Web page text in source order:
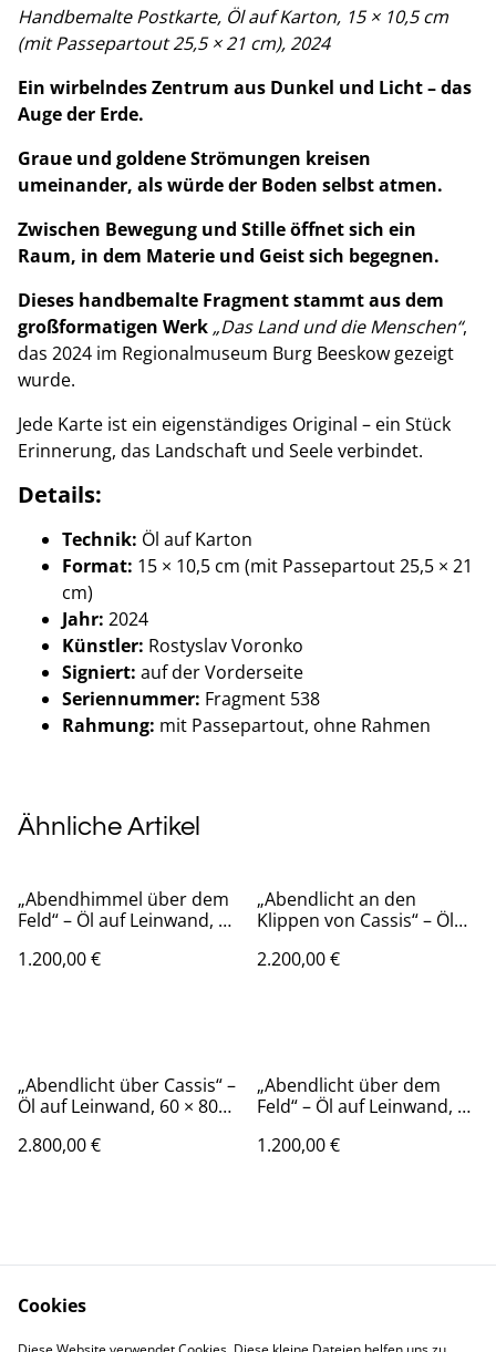
Handbemalte Postkarte, Öl auf Karton, 15 × 10,5 cm
(mit Passepartout 25,5 × 21 cm), 2024
Ein wirbelndes Zentrum aus Dunkel und Licht – das
Auge der Erde.
Graue und goldene Strömungen kreisen
umeinander, als würde der Boden selbst atmen.
Zwischen Bewegung und Stille öffnet sich ein
Raum, in dem Materie und Geist sich begegnen.
Dieses handbemalte Fragment stammt aus dem
großformatigen Werk „Das Land und die Menschen“,
das 2024 im Regionalmuseum Burg Beeskow gezeigt
wurde.
Jede Karte ist ein eigenständiges Original – ein Stück
Erinnerung, das Landschaft und Seele verbindet.
Details:
Technik: Öl auf Karton
Format: 15 × 10,5 cm (mit Passepartout 25,5 × 21
cm)
Jahr: 2024
Künstler: Rostyslav Voronko
Signiert: auf der Vorderseite
Seriennummer: Fragment 538
Rahmung: mit Passepartout, ohne Rahmen
Ähnliche Artikel
„Abendhimmel über dem
Feld“ – Öl auf Leinwand, 60
Sky over the Field
1.200,00 €
„Abendlicht an den
Klippen von Cassis“ – Öl
2025 | Evening Light
2.200,00 €
„Abendlicht über Cassis“ –
Öl auf Leinwand, 60 × 80
Cassis
2.800,00 €
„Abendlicht über dem
Feld“ – Öl auf Leinwand, 50
Light over the Field
1.200,00 €
Cookies